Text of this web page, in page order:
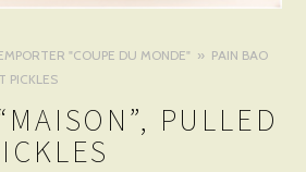
"COUPE DU MONDE"
PAIN BAO
PICKLES
PULLED